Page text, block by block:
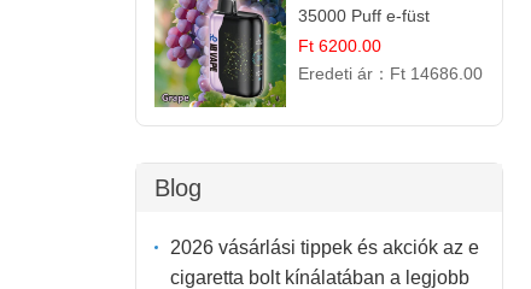
35000 Puff e-füst
Ft 6200.00
Eredeti ár： Ft 14686.00
Blog
2026 vásárlási tippek és akciók az e
cigaretta bolt kínálatában a legjobb